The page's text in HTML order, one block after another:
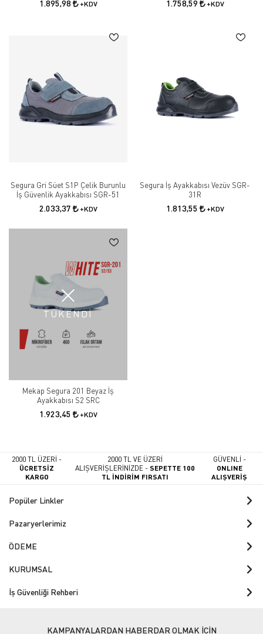
1.895,98 +KDV 1.758,59 +KDV
Segura Gri Süet S1P Çelik Burunlu
İş Güvenlik Ayakkabısı SGR-51
2.033,37 +KDV
Segura İş Ayakkabısı Vezüv SGR-
31R
1.813,55 +KDV
TÜKENDİ
Mekap Segura 201 Beyaz İş
Ayakkabısı S2 SRC
1.923,45 +KDV
2000 TL ÜZERİ -
ÜCRETSİZ
KARGO
2000 TL VE ÜZERİ
ALIŞVERİŞLERİNİZDE -SEPETTE 100
TL İNDİRİM FIRSATI
GÜVENLİ -
ONLINE
ALIŞVERİŞ
Popüler Linkler
Pazaryerlerimiz
ÖDEME
KURUMSAL
İş Güvenliği Rehberi
KAMPANYALARDAN HABERDAR OLMAK İÇİN